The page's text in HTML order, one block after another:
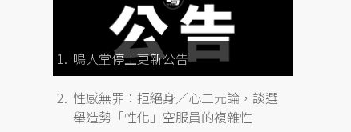
鳴人堂停止更新公告
性感無罪：拒絕身／心二元論，談選
舉造勢「性化」空服員的複雜性